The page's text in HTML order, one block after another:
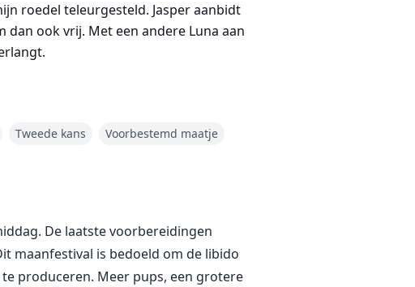
roedel teleurgesteld. Jasper aanbidt
dan ook vrij. Met een andere Luna aan
later dat ik zwanger ben. Mijn
vindt, aan de zijde van de Koning van
Ik moet kiezen. Pas wanneer de
Tweede kans Voorbestemd maatje
De laatste voorbereidingen
maanfestival is bedoeld om de libido
produceren. Meer pups, een grotere